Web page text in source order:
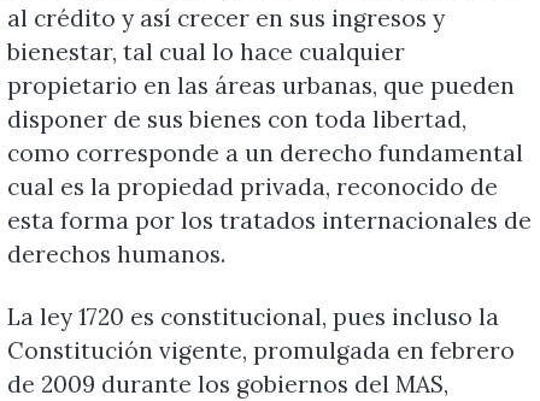
al crédito y así crecer en sus ingresos y
bienestar, tal cual lo hace cualquier
propietario en las áreas urbanas, que pueden
disponer de sus bienes con toda libertad,
como corresponde a un derecho fundamental
cual es la propiedad privada, reconocido de
esta forma por los tratados internacionales de
derechos humanos.
La ley 1720 es constitucional, pues incluso la
Constitución vigente, promulgada en febrero
de 2009 durante los gobiernos del MAS,